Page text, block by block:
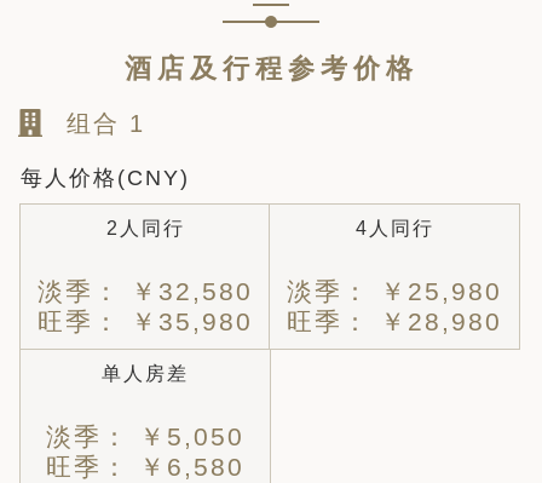
酒店及行程参考价格
组合 1
每人价格(CNY)
2人同行
淡季： ￥32,580
旺季： ￥35,980
4人同行
淡季： ￥25,980
旺季： ￥28,980
单人房差
淡季： ￥5,050
旺季： ￥6,580